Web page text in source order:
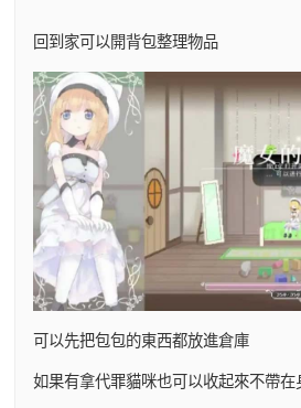
回到家可以開背包整理物品
可以先把包包的東西都放進倉庫
如果有拿代罪貓咪也可以收起來不帶在